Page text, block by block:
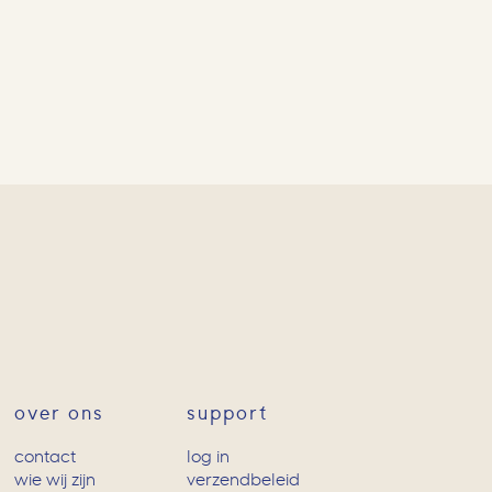
over ons
contact
wie wij zijn
support
log in
verzendbeleid